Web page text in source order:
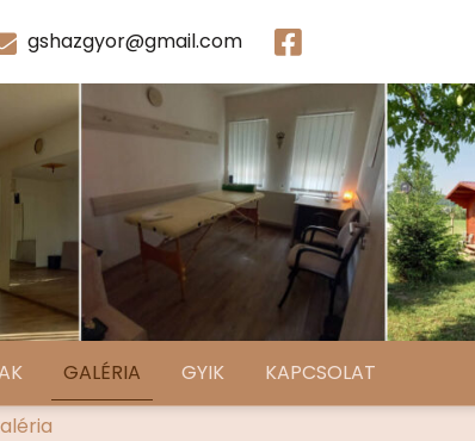
gshazgyor@gmail.com
GALÉRIA GYIK
KAPCSOLAT